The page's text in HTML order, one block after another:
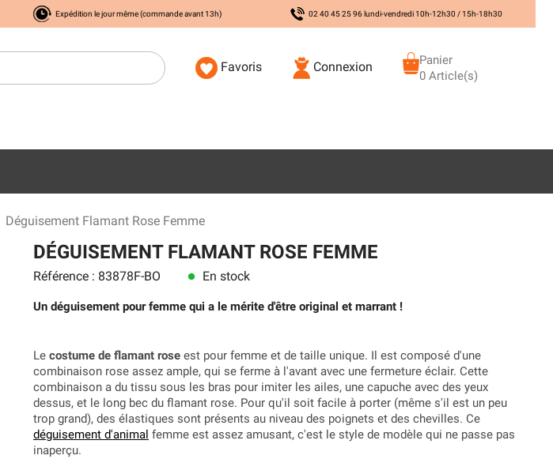
Expédition le jour même (commande avant 13h) 02 40 45 25 96 lundi-vendredi 10h-12h30 / 15h-18h30
Favoris Connexion
Panier
0 Article(s)
Déguisement Flamant Rose Femme
DÉGUISEMENT FLAMANT ROSE FEMME
Référence : 83878F-BO lens En stock
Un déguisement pour femme qui a le mérite d'être original et marrant !
Le costume de flamant rose est pour femme et de taille unique. Il est composé d'une
combinaison rose assez ample, qui se ferme à l'avant avec une fermeture éclair. Cette
combinaison a du tissu sous les bras pour imiter les ailes, une capuche avec des yeux
dessus, et le long bec du flamant rose. Pour qu'il soit facile à porter (même s'il est un peu
trop grand), des élastiques sont présents au niveau des poignets et des chevilles. Ce
déguisement d'animal femme est assez amusant, c'est le style de modèle qui ne passe pas
inaperçu.